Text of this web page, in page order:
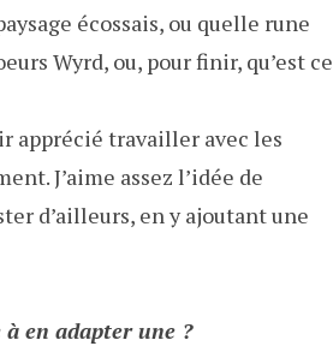
écossais, ou quelle rune
Wyrd, ou, pour finir, qu’est ce
apprécié travailler avec les
J’aime assez l’idée de
d’ailleurs, en y ajoutant une
en adapter une ?